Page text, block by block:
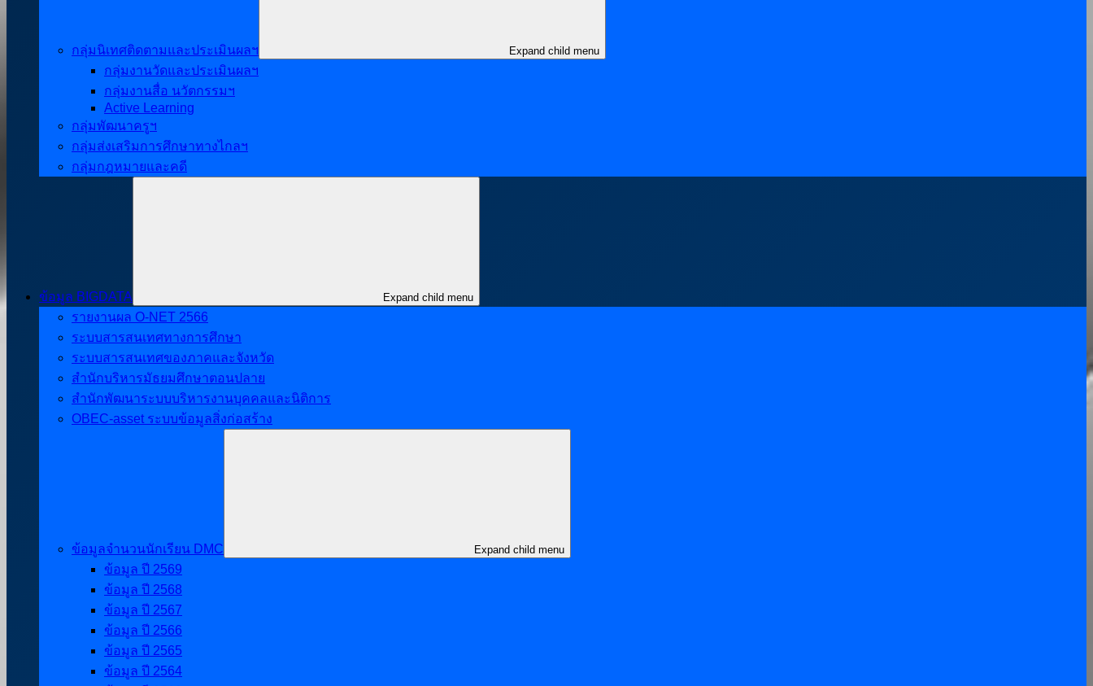
กลุ่มนิเทศติดตามและประเมินผลฯ Expand child menu
กลุ่มงานวัดและประเมินผลฯ
กลุ่มงานสื่อ นวัตกรรมฯ
Active Learning
กลุ่มพัฒนาครูฯ
กลุ่มส่งเสริมการศึกษาทางไกลฯ
กลุ่มกฎหมายและคดี
ข้อมูล BIGDATA Expand child menu
รายงานผล O-NET 2566
ระบบสารสนเทศทางการศึกษา
ระบบสารสนเทศของภาคและจังหวัด
สำนักบริหารมัธยมศึกษาตอนปลาย
สำนักพัฒนาระบบบริหารงานบุคคลและนิติการ
OBEC-asset ระบบข้อมูลสิ่งก่อสร้าง
ข้อมูลจำนวนนักเรียน DMC Expand child menu
ข้อมูล ปี 2569
ข้อมูล ปี 2568
ข้อมูล ปี 2567
ข้อมูล ปี 2566
ข้อมูล ปี 2565
ข้อมูล ปี 2564